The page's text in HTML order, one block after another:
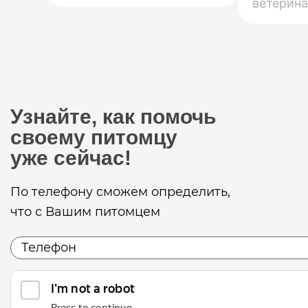
Узнайте, как помочь
своему питомцу
уже сейчас!
По телефону сможем определить,
что с Вашим питомцем